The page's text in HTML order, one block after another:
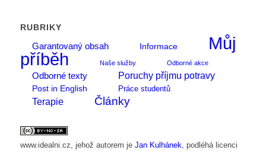
RUBRIKY
Garantovaný obsah
Informace
Můj
příběh
Naše služby Odborné akce
Odborné texty Poruchy příjmu potravy
Post in English Práce studentů
Terapie Články
www.idealni.cz , jehož autorem je Jan Kulhánek , podléhá licenci